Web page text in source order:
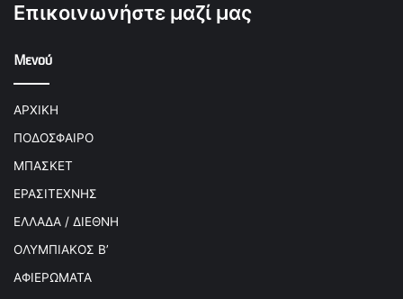
Επικοινωνήστε μαζί μας
Μενού
ΑΡΧΙΚΗ
ΠΟΔΟΣΦΑΙΡΟ
ΜΠΑΣΚΕΤ
ΕΡΑΣΙΤΕΧΝΗΣ
ΕΛΛΑΔΑ / ΔΙΕΘΝΗ
ΟΛΥΜΠΙΑΚΟΣ Β’
ΑΦΙΕΡΩΜΑΤΑ